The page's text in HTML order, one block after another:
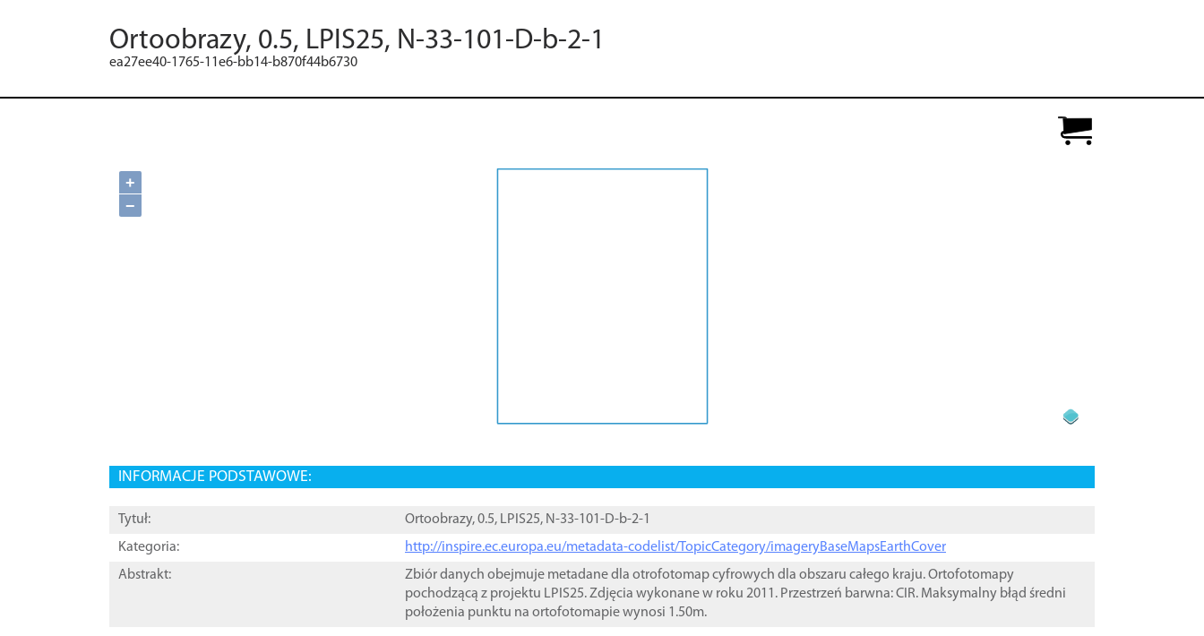
Ortoobrazy, 0.5, LPIS25, N-33-101-D-b-2-1
ea27ee40-1765-11e6-bb14-b870f44b6730
+
−
INFORMACJE PODSTAWOWE:
Tytuł:
Ortoobrazy, 0.5, LPIS25, N-33-101-D-b-2-1
Kategoria:
http://inspire.ec.europa.eu/metadata-codelist/TopicCategory/imageryBaseMapsEarthCover
Abstrakt:
Zbiór danych obejmuje metadane dla otrofotomap cyfrowych dla obszaru całego kraju. Ortofotomapy
pochodzącą z projektu LPIS25. Zdjęcia wykonane w roku 2011. Przestrzeń barwna: CIR. Maksymalny błąd średni
położenia punktu na ortofotomapie wynosi 1.50m.